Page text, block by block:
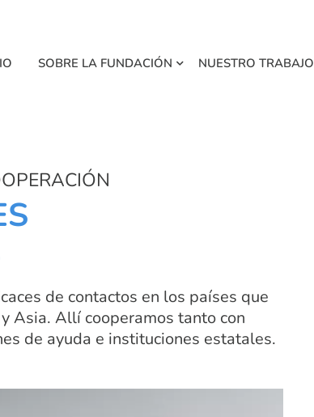
SOBRE LA FUNDACIÓN NUESTRO TRABAJO
de contactos en los países que
Asia. Allí cooperamos tanto con
de ayuda e instituciones estatales.